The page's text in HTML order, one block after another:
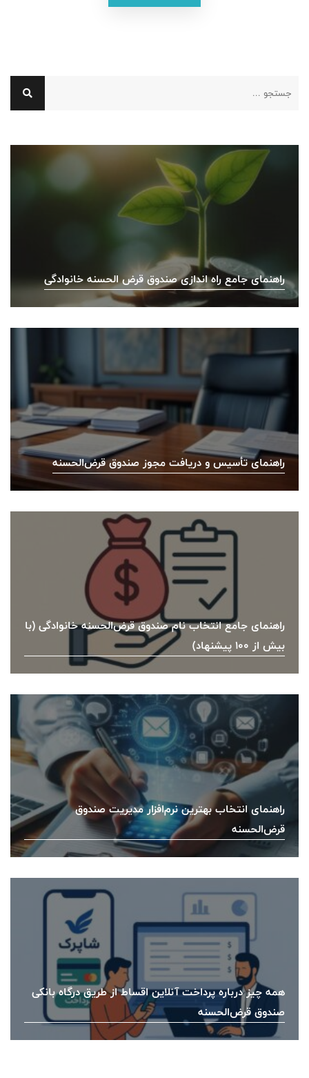
راهنمای جامع راه اندازی صندوق قرض الحسنه خانوادگی
راهنمای تأسیس و دریافت مجوز صندوق قرض‌الحسنه
راهنمای جامع انتخاب نام صندوق قرض‌الحسنه خانوادگی (با
بیش از ۱۰۰ پیشنهاد)
راهنمای انتخاب بهترین نرم‌افزار مدیریت صندوق
قرض‌الحسنه
همه چیز درباره پرداخت آنلاین اقساط از طریق درگاه بانکی
صندوق قرض‌الحسنه